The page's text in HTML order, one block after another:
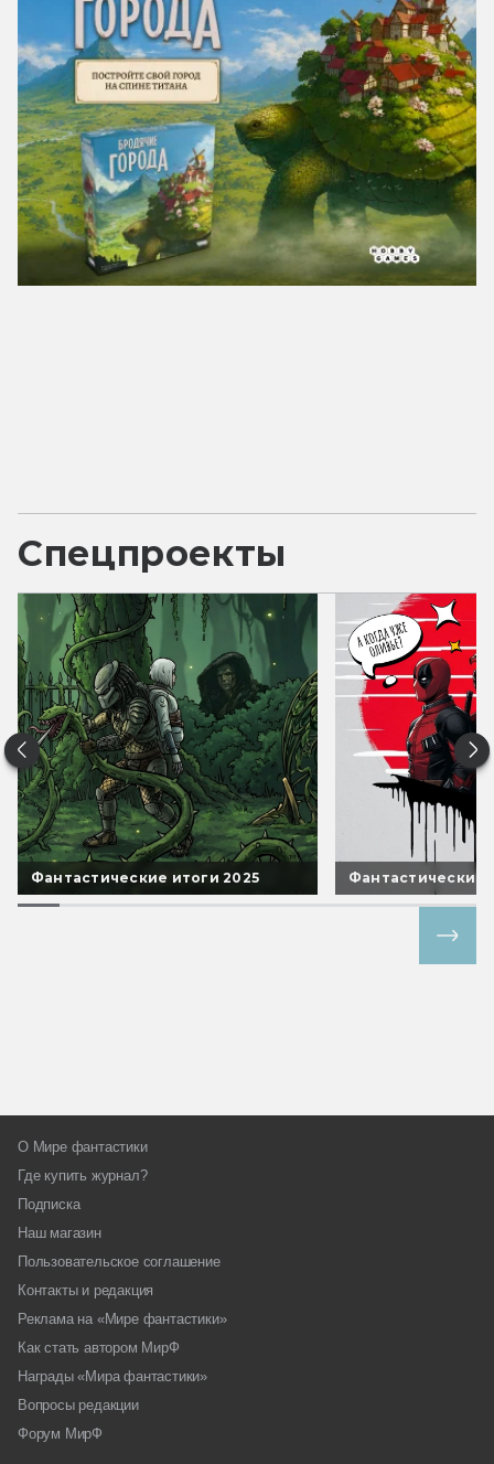
Спецпроекты
Фантастические итоги 2025 Фантастические
О Мире фантастики
Где купить журнал?
Подписка
Наш магазин
Пользовательское соглашение
Контакты и редакция
Реклама на «Мире фантастики»
Как стать автором МирФ
Награды «Мира фантастики»
Вопросы редакции
Форум МирФ